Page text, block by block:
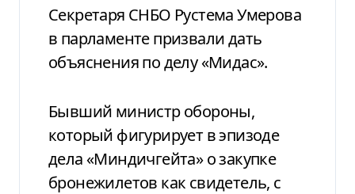
Секретаря СНБО Рустема Умерова
в парламенте призвали дать
объяснения по делу «Мидас».
Бывший министр обороны,
который фигурирует в эпизоде
дела «Миндичгейта» о закупке
бронежилетов как свидетель, с